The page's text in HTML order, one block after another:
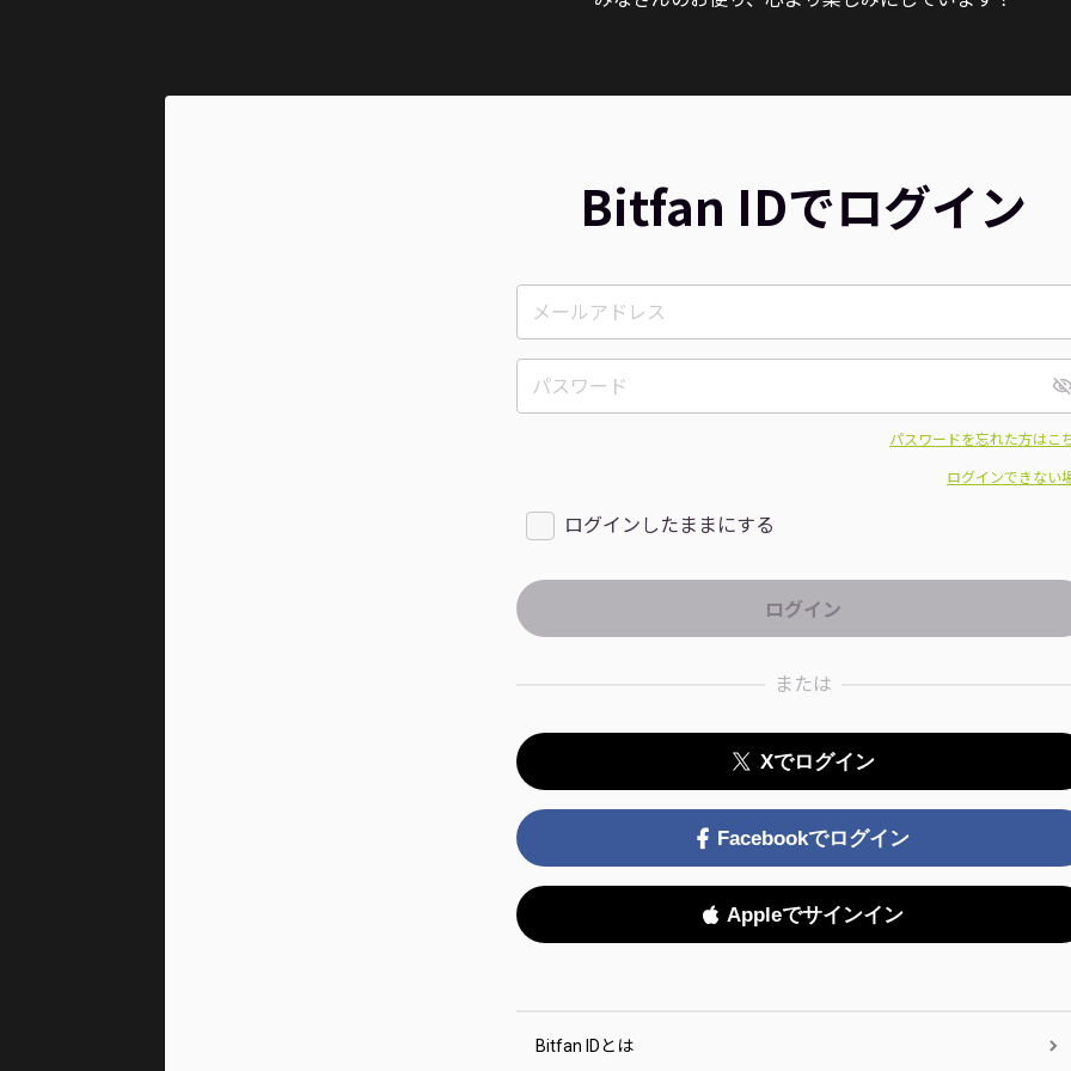
Bitfan IDでログイン
パスワードを忘れた方はこ
ログインできない
ログインしたままにする
または
Xでログイン
Facebookでログイン
Appleでサインイン
Bitfan IDとは